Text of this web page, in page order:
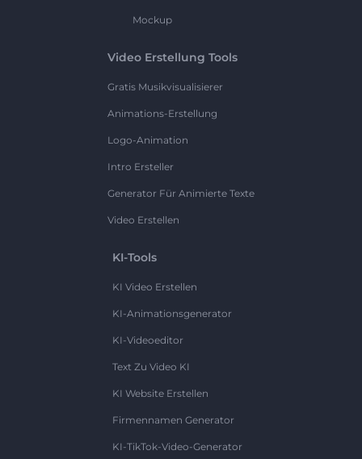
Mockup
Video Erstellung Tools
Gratis Musikvisualisierer
Animations-Erstellung
Logo-Animation
Intro Ersteller
Generator Für Animierte Texte
Video Erstellen
KI-Tools
KI Video Erstellen
KI-Animationsgenerator
KI-Videoeditor
Text Zu Video KI
KI Website Erstellen
Firmennamen Generator
KI-TikTok-Video-Generator